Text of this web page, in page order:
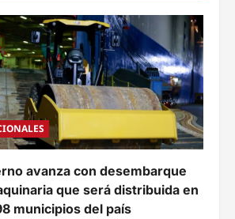
avanza con desembarque
que será distribuida en
municipios del país